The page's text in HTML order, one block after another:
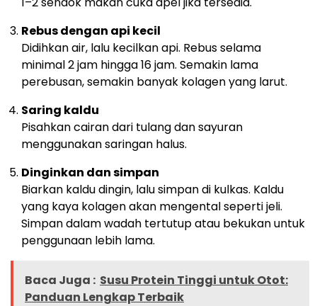
Rebus dengan api kecil
Didihkan air, lalu kecilkan api. Rebus selama
minimal 2 jam hingga 16 jam. Semakin lama
perebusan, semakin banyak kolagen yang larut.
Saring kaldu
Pisahkan cairan dari tulang dan sayuran
menggunakan saringan halus.
Dinginkan dan simpan
Biarkan kaldu dingin, lalu simpan di kulkas. Kaldu
yang kaya kolagen akan mengental seperti jeli.
Simpan dalam wadah tertutup atau bekukan untuk
penggunaan lebih lama.
Baca Juga : Susu Protein Tinggi untuk Otot:
Panduan Lengkap Terbaik